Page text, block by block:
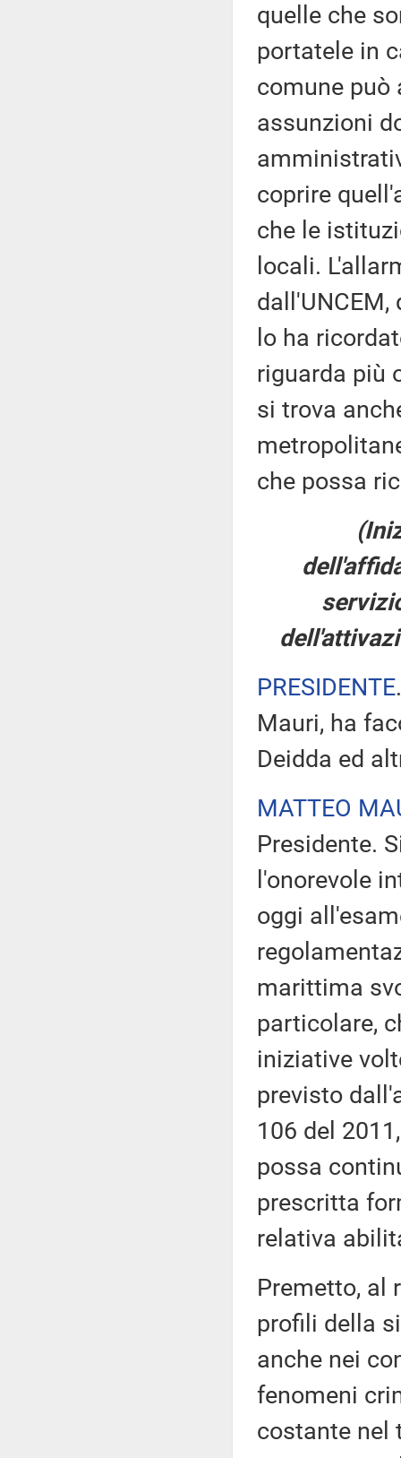
quelle che
portatele in
comune può
assunzioni
coprire
che le
locali.
lo ha
riguarda più
si trova
che possa
PRESIDENTE
Mauri, ha
Deidda ed
MATTEO
Presidente.
l'onorevole
oggi
marittima
particolare,
iniziative
previsto
106 del
possa
prescritta
relativa
Premetto, al
profili della
anche nei
fenomeni
costante nel